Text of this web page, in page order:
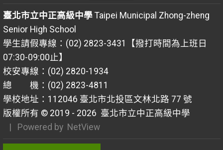
臺北市立中正高級中學Taipei Municipal Zhong-zheng
Senior High School
學生請假專線：(02) 2823-3431【撥打時間為上班日
07:30-09:00止】
校安專線：(02) 2820-1934
總 機：(02) 2823-4811
學校地址：112046 臺北市北投區文林北路 77 號
版權所有 © 2019 - 2026 臺北市立中正高級中學
| Powered by NetView